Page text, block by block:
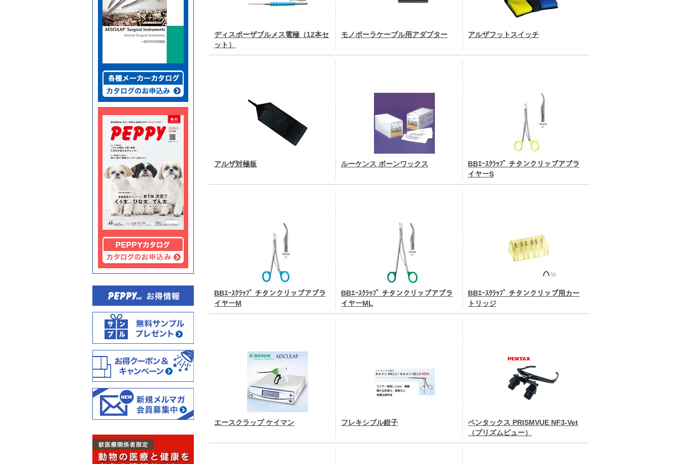
ディスポーザブルメス電極（12本セ
ット）
モノポーラケーブル用アダプター アルザフットスイッチ
アルザ対極板 ルーケンス ボーンワックス
BBｴｰｽｸﾗｯﾌﾟ チタンクリップアプラ
イヤーS
BBｴｰｽｸﾗｯﾌﾟ チタンクリップアプラ
イヤーM
BBｴｰｽｸﾗｯﾌﾟ チタンクリップアプラ
イヤーML
BBｴｰｽｸﾗｯﾌﾟ チタンクリップ用カー
トリッジ
エースクラップ ケイマン フレキシブル鉗子
ペンタックス PRISMVUE NF3-Vet
（プリズムビュー）